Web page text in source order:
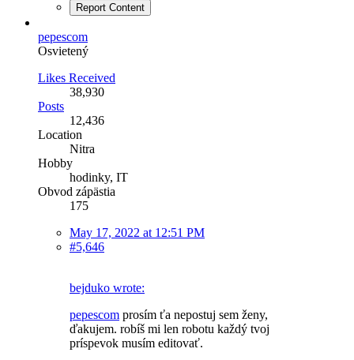
Report Content
pepescom
Osvietený
Likes Received
38,930
Posts
12,436
Location
Nitra
Hobby
hodinky, IT
Obvod zápästia
175
May 17, 2022 at 12:51 PM
#5,646
bejduko wrote:
pepescom prosím ťa nepostuj sem ženy,
ďakujem. robíš mi len robotu každý tvoj
príspevok musím editovať.